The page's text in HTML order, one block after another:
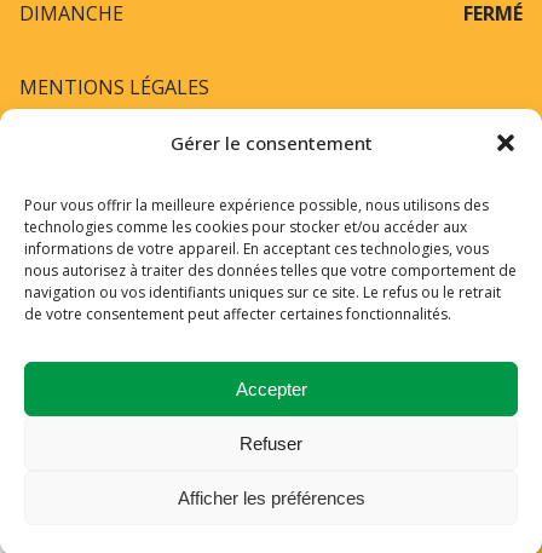
Gérer le consentement
Pour vous offrir la meilleure expérience possible, nous utilisons des
technologies comme les cookies pour stocker et/ou accéder aux
informations de votre appareil. En acceptant ces technologies, vous
nous autorisez à traiter des données telles que votre comportement de
navigation ou vos identifiants uniques sur ce site. Le refus ou le retrait
de votre consentement peut affecter certaines fonctionnalités.
Accepter
Refuser
Afficher les préférences
DIMANCHE FERMÉ
MENTIONS LÉGALES
CONTACT
13 RUE DU DOYENNÉ69005 LYON
07 70 25 22 01
RESERVATION.SAMBAHIA@GMAIL.COM